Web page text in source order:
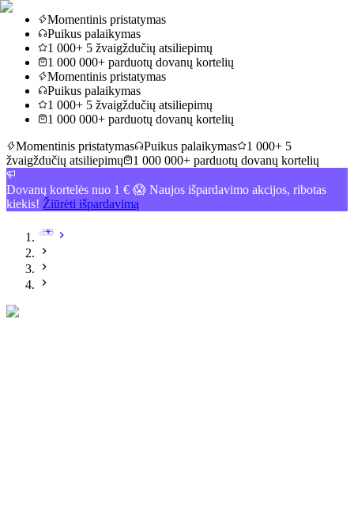
Momentinis pristatymas
Puikus palaikymas
1 000+ 5 žvaigždučių atsiliepimų
1 000 000+ parduotų dovanų kortelių
Momentinis pristatymas
Puikus palaikymas
1 000+ 5 žvaigždučių atsiliepimų
1 000 000+ parduotų dovanų kortelių
Momentinis pristatymas
Puikus palaikymas
1 000+ 5
žvaigždučių atsiliepimų
1 000 000+ parduotų dovanų kortelių
Dovanų kortelės nuo 1 € 😱 Naujos išpardavimo akcijos, ribotas
kiekis! Žiūrėti išpardavimą